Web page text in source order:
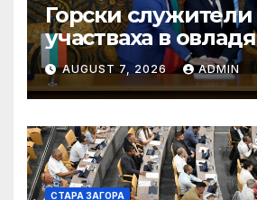
Горски служители
участваха в
на близо 10
територията на
през изминалия
AUGUST 7, 2026 ADMIN
СТАРА ЗАГОРА